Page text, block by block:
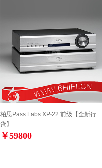
柏思Pass Labs XP-22 前级【全新行
货】
￥59800